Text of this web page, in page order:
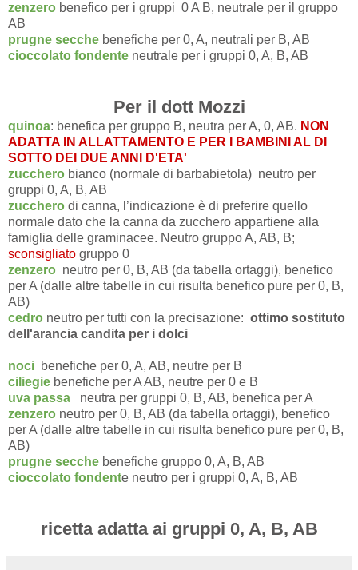
zenzero benefico per i gruppi 0 A B, neutrale per il gruppo
AB
prugne secche benefiche per 0, A, neutrali per B, AB
cioccolato fondente neutrale per i gruppi 0, A, B, AB
Per il dott Mozzi
quinoa: benefica per gruppo B, neutra per A, 0, AB. NON
ADATTA IN ALLATTAMENTO E PER I BAMBINI AL DI
SOTTO DEI DUE ANNI D'ETA'
zucchero bianco (normale di barbabietola) neutro per
gruppi 0, A, B, AB
zucchero di canna, l’indicazione è di preferire quello
normale dato che la canna da zucchero appartiene alla
famiglia delle graminacee. Neutro gruppo A, AB, B;
sconsigliato gruppo 0
zenzero neutro per 0, B, AB (da tabella ortaggi), benefico
per A (dalle altre tabelle in cui risulta benefico pure per 0, B,
AB)
cedro neutro per tutti con la precisazione: ottimo sostituto
dell'arancia candita per i dolci
noci benefiche per 0, A, AB, neutre per B
ciliegie benefiche per A AB, neutre per 0 e B
uva passa
neutra per gruppi 0, B, AB, benefica per A
zenzero neutro per 0, B, AB (da tabella ortaggi), benefico
per A (dalle altre tabelle in cui risulta benefico pure per 0, B,
AB)
prugne secche benefiche gruppo 0, A, B, AB
cioccolato fondente neutro per i gruppi 0, A, B, AB
ricetta adatta ai gruppi 0, A, B, AB